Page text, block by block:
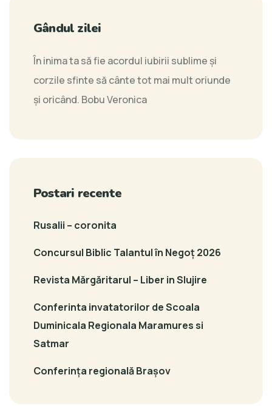
Gândul zilei
În inima ta să fie acordul iubirii sublime şi
corzile sfinte să cânte tot mai mult oriunde
şi oricând. Bobu Veronica
Postari recente
Rusalii – coronita
Concursul Biblic Talantul în Negoț 2026
Revista Mărgăritarul – Liber in Slujire
Conferinta invatatorilor de Scoala
Duminicala Regionala Maramures si
Satmar
Conferința regională Brașov